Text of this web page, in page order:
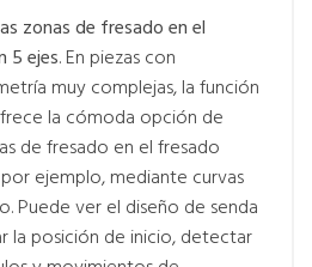
zonas de fresado en el
5 ejes. En piezas con
muy complejas, la función
la cómoda opción de
de fresado en el fresado
ejemplo, mediante curvas
Puede ver el diseño de senda
la posición de inicio, detectar